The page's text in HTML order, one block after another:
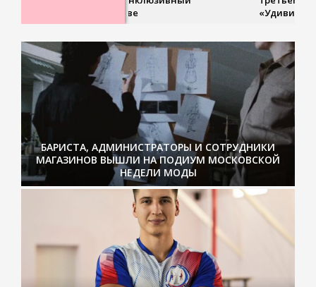
БАРИСТА, АДМИНИСТРАТОРЫ И СОТРУДНИКИ
МАГАЗИНОВ ВЫШЛИ НА ПОДИУМ МОСКОВСКОЙ
НЕДЕЛИ МОДЫ